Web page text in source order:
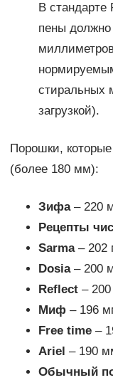
В стандарте
пены должно
стиральных
загрузкой).
Порошки,
(более 180 мм):
Зифа– 220
Рецепты
Sarma– 202
Dosia– 200
Reflect–
Миф– 196
Free time–
Ariel – 190
Обычный